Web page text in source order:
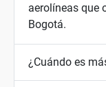
aerolíneas que
Bogotá.
¿Cuándo es